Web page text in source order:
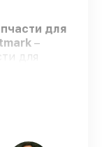
для
–
для
оптических